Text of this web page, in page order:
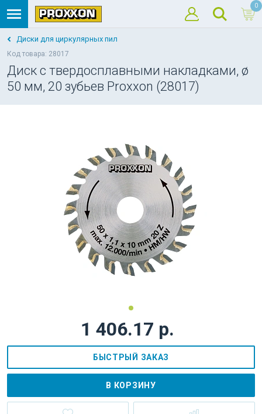
0
Диски для циркулярных пил
Код товара: 28017
Диск с твердосплавными накладками, ø
50 мм, 20 зубьев Proxxon (28017)
1 406.17 р.
БЫСТРЫЙ ЗАКАЗ
В КОРЗИНУ